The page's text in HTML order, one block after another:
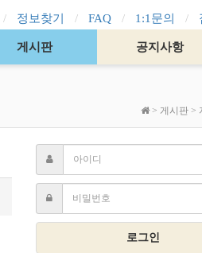
정보찾기 FAQ 1:1문의
게시판 공지사항
> 게시판 >
로그인